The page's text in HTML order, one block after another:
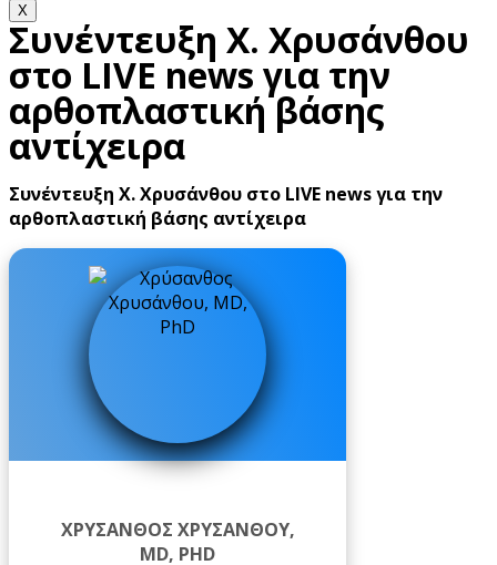
X
Συνέντευξη Χ. Χρυσάνθου
στο LIVE news για την
αρθοπλαστική βάσης
αντίχειρα
Συνέντευξη Χ. Χρυσάνθου στο LIVE news για την
αρθοπλαστική βάσης αντίχειρα
ΧΡΎΣΑΝΘΟΣ ΧΡΥΣΆΝΘΟΥ,
MD, PHD